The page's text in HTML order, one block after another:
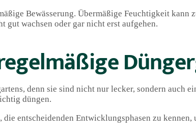
Bewässerung. Übermäßige Feuchtigkeit kann
gut wachsen oder gar nicht erst aufgehen.
denn sie sind nicht nur lecker, sondern auch
düngen.
entscheidenden Entwicklungsphasen zu